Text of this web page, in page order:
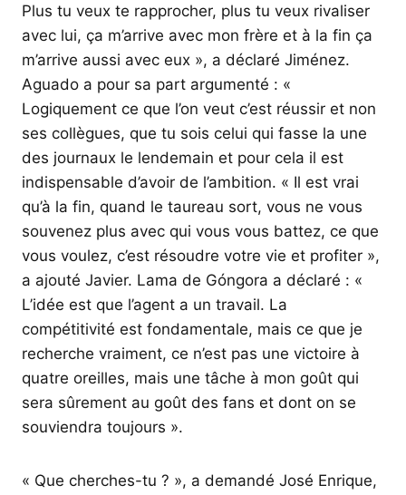
Plus tu veux te rapprocher, plus tu veux rivaliser
avec lui, ça m’arrive avec mon frère et à la fin ça
m’arrive aussi avec eux », a déclaré Jiménez.
Aguado a pour sa part argumenté : «
Logiquement ce que l’on veut c’est réussir et non
ses collègues, que tu sois celui qui fasse la une
des journaux le lendemain et pour cela il est
indispensable d’avoir de l’ambition. « Il est vrai
qu’à la fin, quand le taureau sort, vous ne vous
souvenez plus avec qui vous vous battez, ce que
vous voulez, c’est résoudre votre vie et profiter »,
a ajouté Javier. Lama de Góngora a déclaré : «
L’idée est que l’agent a un travail. La
compétitivité est fondamentale, mais ce que je
recherche vraiment, ce n’est pas une victoire à
quatre oreilles, mais une tâche à mon goût qui
sera sûrement au goût des fans et dont on se
souviendra toujours ».
« Que cherches-tu ? », a demandé José Enrique,